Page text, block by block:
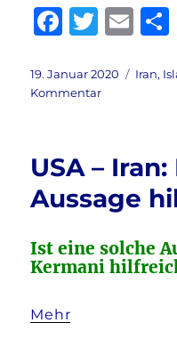
F
c
e
o
o
T
it
te
E
ai
Veröffentlicht
am
19. Januar 2020 Iran,
Kommentarzu
hat
gehandelt!
USA –
Aussage
Ist eine solche
Kermani
Mehr